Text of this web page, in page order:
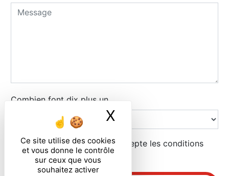
Ce site utilise des cookies
et vous donne le contrôle
sur ceux que vous
souhaitez activer
X Masquer le
Combien font dix plus un
En cochant cette case, j'accepte les conditions
particulières ci-dessous **